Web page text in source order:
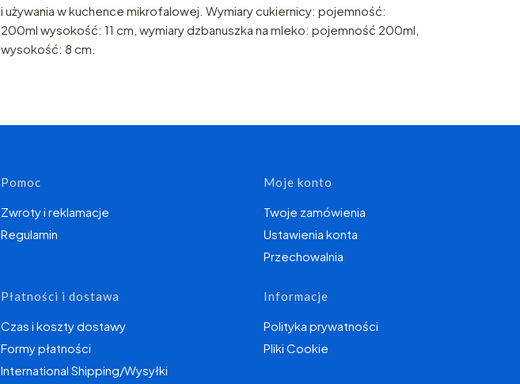
i używania w kuchence mikrofalowej. Wymiary cukiernicy: pojemność:
200ml wysokość: 11 cm, wymiary dzbanuszka na mleko: pojemność 200ml,
wysokość: 8 cm.
Linki w stopce
Pomoc
Zwroty i reklamacje
Regulamin
Moje konto
Twoje zamówienia
Ustawienia konta
Przechowalnia
Płatności i dostawa
Czas i koszty dostawy
Formy płatności
International Shipping/Wysyłki
Informacje
Polityka prywatności
Pliki Cookie